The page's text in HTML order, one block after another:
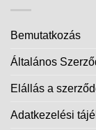
Bemutatkozás
Általános
Elállás a
Adatkezelési